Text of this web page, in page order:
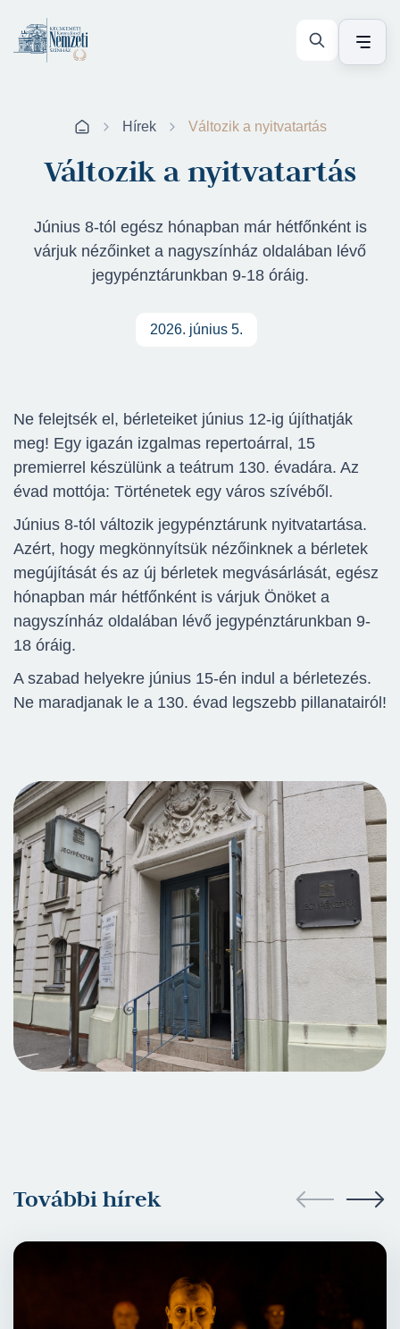
Hírek Változik a nyitvatartás
Változik a nyitvatartás
Június 8-tól egész hónapban már hétfőnként is
várjuk nézőinket a nagyszínház oldalában lévő
jegypénztárunkban 9-18 óráig.
2026. június 5.
Ne felejtsék el, bérleteiket június 12-ig újíthatják
meg! Egy igazán izgalmas repertoárral, 15
premierrel készülünk a teátrum 130. évadára. Az
évad mottója: Történetek egy város szívéből.
Június 8-tól változik jegypénztárunk nyitvatartása.
Azért, hogy megkönnyítsük nézőinknek a bérletek
megújítását és az új bérletek megvásárlását, egész
hónapban már hétfőnként is várjuk Önöket a
nagyszínház oldalában lévő jegypénztárunkban 9-
18 óráig.
A szabad helyekre június 15-én indul a bérletezés.
Ne maradjanak le a 130. évad legszebb pillanatairól!
További hírek